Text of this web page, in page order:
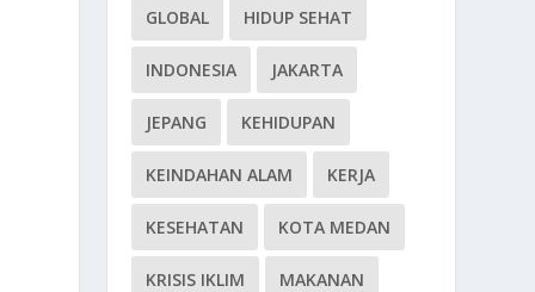
GLOBAL HIDUP SEHAT
INDONESIA JAKARTA
JEPANG KEHIDUPAN
KEINDAHAN ALAM KERJA
KESEHATAN KOTA MEDAN
KRISIS IKLIM MAKANAN